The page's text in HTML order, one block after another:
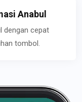
Anabul
dengan cepat
tombol.